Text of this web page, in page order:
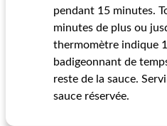
pendant 15 minutes.
minutes de plus ou
thermomètre indique
badigeonnant de
reste de la sauce.
sauce réservée.